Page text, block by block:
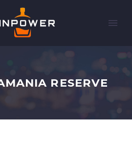
RESERVE